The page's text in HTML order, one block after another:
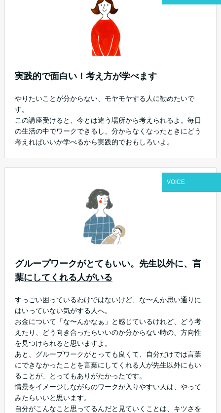
実践的で面白い！考え方が学べます
やりたいことが分からない、モヤモヤする人に勧めたいで
す。
この講座受けると、今とは違う場所から考えられるよ。毎日
の生活の中でワークできるし、分からなくなったときにどう
考えればいいか学べるから実践的でおもしろいよ。
グループワークがとてもいい。先生以外に、言
葉にしてくれる人がいる
すっごい困っているわけではないけど、な〜んか思い通りに
はいっていない気がする人へ。
お金について「な〜んかなぁ」と感じているけれど、どう考
えたり、どう向き合ったらいいのか分からない時の、方向性
を見つけられると思いますよ。
あと、グループワークがとっても良くて、自分だけでは言葉
にできなかったことを言葉にしてくれる人が先生以外にもい
ることが、とってもありがたかったです。
情景をイメージしながらのワークが入りやすい人は、やって
みたらいいと思います。
自分がこんなこと思ってるんだと見ていくことは、キツさを
VOICE